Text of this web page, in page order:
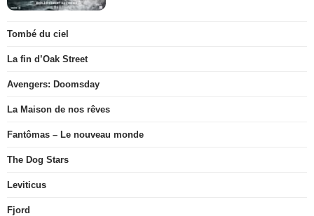
Tombé du ciel
La fin d’Oak Street
Avengers: Doomsday
La Maison de nos rêves
Fantômas – Le nouveau monde
The Dog Stars
Leviticus
Fjord